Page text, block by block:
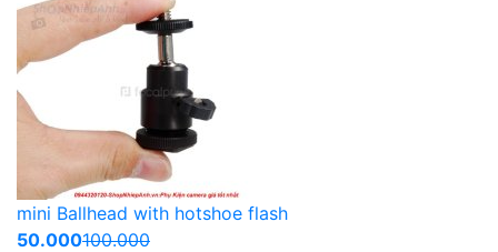
mini Ballhead with hotshoe flash
50.000100.000